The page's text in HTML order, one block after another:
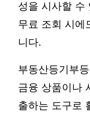
성을 시사할 수
무료 조회 시에
니다.
부동산등기부
금융 상품이나
출하는 도구로